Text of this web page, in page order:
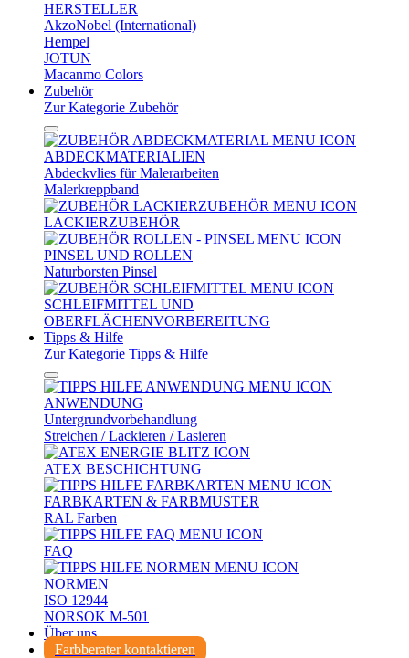
HERSTELLER
AkzoNobel (International)
Hempel
JOTUN
Macanmo Colors
Zubehör
Zur Kategorie Zubehör
ABDECKMATERIALIEN
Abdeckvlies für Malerarbeiten
Malerkreppband
LACKIERZUBEHÖR
PINSEL UND ROLLEN
Naturborsten Pinsel
SCHLEIFMITTEL UND
OBERFLÄCHENVORBEREITUNG
Tipps & Hilfe
Zur Kategorie Tipps & Hilfe
ANWENDUNG
Untergrundvorbehandlung
Streichen / Lackieren / Lasieren
ATEX BESCHICHTUNG
FARBKARTEN & FARBMUSTER
RAL Farben
FAQ
NORMEN
ISO 12944
NORSOK M-501
Über uns
Farbberater kontaktieren